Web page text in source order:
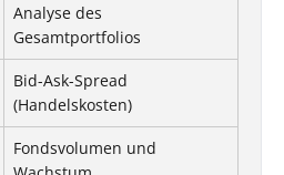
Analyse des
Gesamtportfolios
Bid-Ask-Spread
(Handelskosten)
Fondsvolumen und